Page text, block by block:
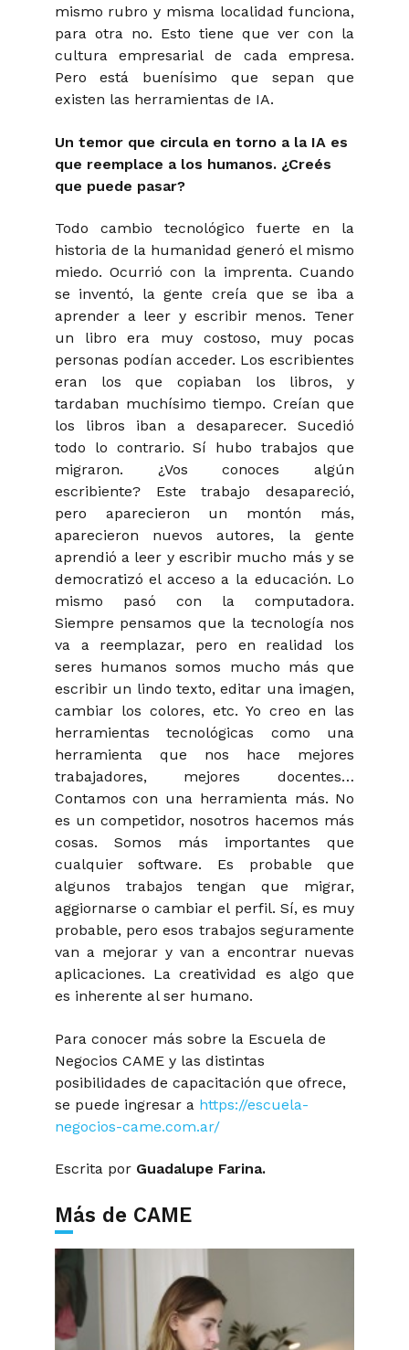
mismo rubro y misma localidad funciona,
para otra no. Esto tiene que ver con la
cultura empresarial de cada empresa.
Pero está buenísimo que sepan que
existen las herramientas de IA.
Un temor que circula en torno a la IA es
que reemplace a los humanos. ¿Creés
que puede pasar?
Todo cambio tecnológico fuerte en la
historia de la humanidad generó el mismo
miedo. Ocurrió con la imprenta. Cuando
se inventó, la gente creía que se iba a
aprender a leer y escribir menos. Tener
un libro era muy costoso, muy pocas
personas podían acceder. Los escribientes
eran los que copiaban los libros, y
tardaban muchísimo tiempo. Creían que
los libros iban a desaparecer. Sucedió
todo lo contrario. Sí hubo trabajos que
migraron. ¿Vos conoces algún
escribiente? Este trabajo desapareció,
pero aparecieron un montón más,
aparecieron nuevos autores, la gente
aprendió a leer y escribir mucho más y se
democratizó el acceso a la educación. Lo
mismo pasó con la computadora.
Siempre pensamos que la tecnología nos
va a reemplazar, pero en realidad los
seres humanos somos mucho más que
escribir un lindo texto, editar una imagen,
cambiar los colores, etc. Yo creo en las
herramientas tecnológicas como una
herramienta que nos hace mejores
trabajadores, mejores docentes…
Contamos con una herramienta más. No
es un competidor, nosotros hacemos más
cosas. Somos más importantes que
cualquier software. Es probable que
algunos trabajos tengan que migrar,
aggiornarse o cambiar el perfil. Sí, es muy
probable, pero esos trabajos seguramente
van a mejorar y van a encontrar nuevas
aplicaciones. La creatividad es algo que
es inherente al ser humano.
Para conocer más sobre la Escuela de
Negocios CAME y las distintas
posibilidades de capacitación que ofrece,
se puede ingresar a https://escuela-
negocios-came.com.ar/
Escrita por Guadalupe Farina.
Más de CAME